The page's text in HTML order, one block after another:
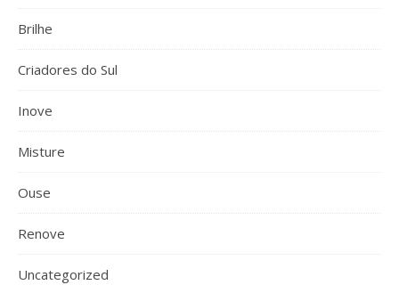
Brilhe
Criadores do Sul
Inove
Misture
Ouse
Renove
Uncategorized